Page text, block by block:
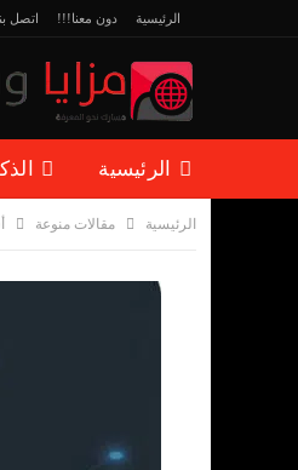
الرئيسية دون معنا!!! اتصل
الرئيسية
مقالات منوعة
الرئيسية مقالات منوعة